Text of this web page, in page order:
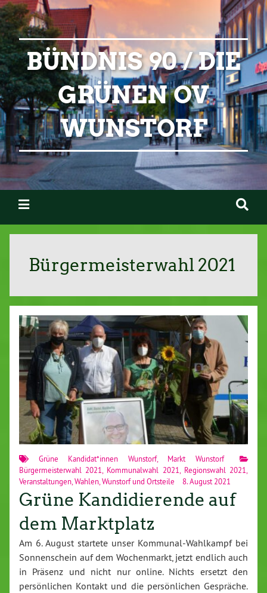
BÜNDNIS 90 / DIE
GRÜNEN OV
WUNSTORF
Bürgermeisterwahl 2021
Grüne Kandidat*innen Wunstorf, Markt Wunstorf
Bürgermeisterwahl 2021, Kommunalwahl 2021, Regionswahl 2021,
Veranstaltungen,Wahlen,Wunstorf und Ortsteile 8. August 2021
Grüne Kandidierende auf
dem Marktplatz
Am 6. August startete unser Kommunal-Wahlkampf bei
Sonnenschein auf dem Wochenmarkt, jetzt endlich auch
in Präsenz und nicht nur online. Nichts ersetzt den
persönlichen Kontakt und die persönlichen Gespräche.